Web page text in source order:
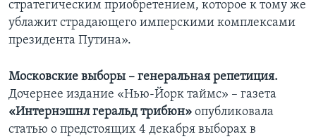
стратегическим приобретением, которое к тому же
ублажит страдающего имперскими комплексами
президента Путина».
Московские выборы – генеральная репетиция.
Дочернее издание «Нью-Йорк таймс» – газета
«Интернэшнл геральд трибюн» опубликовала
статью о предстоящих 4 декабря выборах в